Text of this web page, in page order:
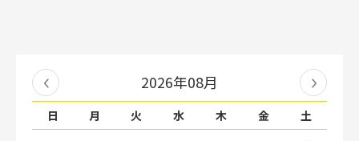
2026年08月
日 月 火 水 木 金 土